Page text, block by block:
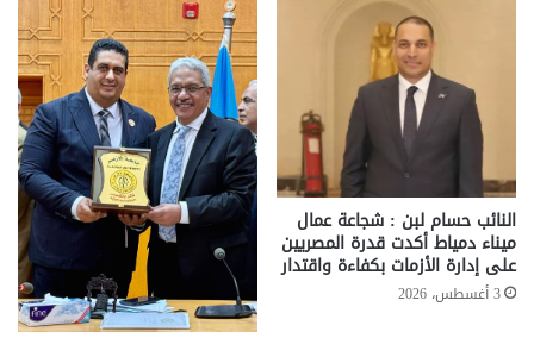
النائب حسام لبن : شجاعة عمال
ميناء دمياط أكدت قدرة المصريين
على إدارة الأزمات بكفاءة واقتدار
3 أغسطس، 2026